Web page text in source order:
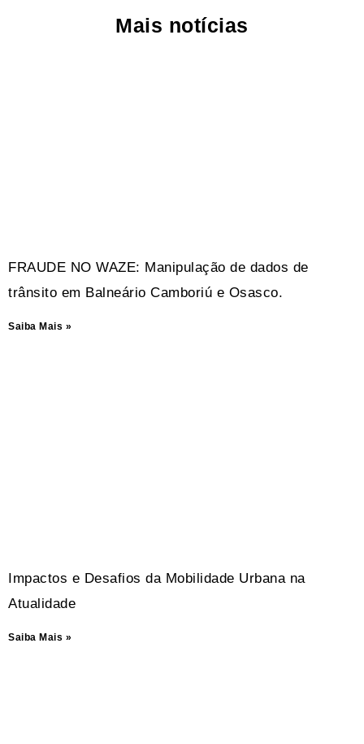
Mais notícias
FRAUDE NO WAZE: Manipulação de dados de
trânsito em Balneário Camboriú e Osasco.
Saiba Mais »
Impactos e Desafios da Mobilidade Urbana na
Atualidade
Saiba Mais »